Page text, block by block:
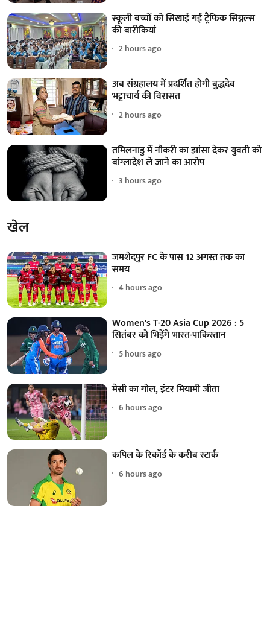
स्कूली बच्चों को सिखाई गईं ट्रैफिक सिग्नल्स
की बारीकियां
2 hours ago
अब संग्रहालय में प्रदर्शित होगी बुद्धदेव
भट्टाचार्य की विरासत
2 hours ago
तमिलनाडु में नौकरी का झांसा देकर युवती को
बांग्लादेश ले जाने का आरोप
3 hours ago
खेल
जमशेदपुर FC के पास 12 अगस्त तक का
समय
4 hours ago
Women's T-20 Asia Cup 2026 : 5
सितंबर को भिड़ेंगे भारत-पाकिस्तान
5 hours ago
मेसी का गोल, इंटर मियामी जीता
6 hours ago
कपिल के रिकॉर्ड के करीब स्टार्क
6 hours ago